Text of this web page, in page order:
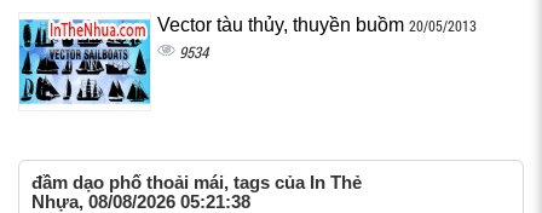
Vector tàu thủy, thuyền buồm 20/05/2013
9534
đầm dạo phố thoải mái, tags của In Thẻ
Nhựa, 08/08/2026 05:21:38